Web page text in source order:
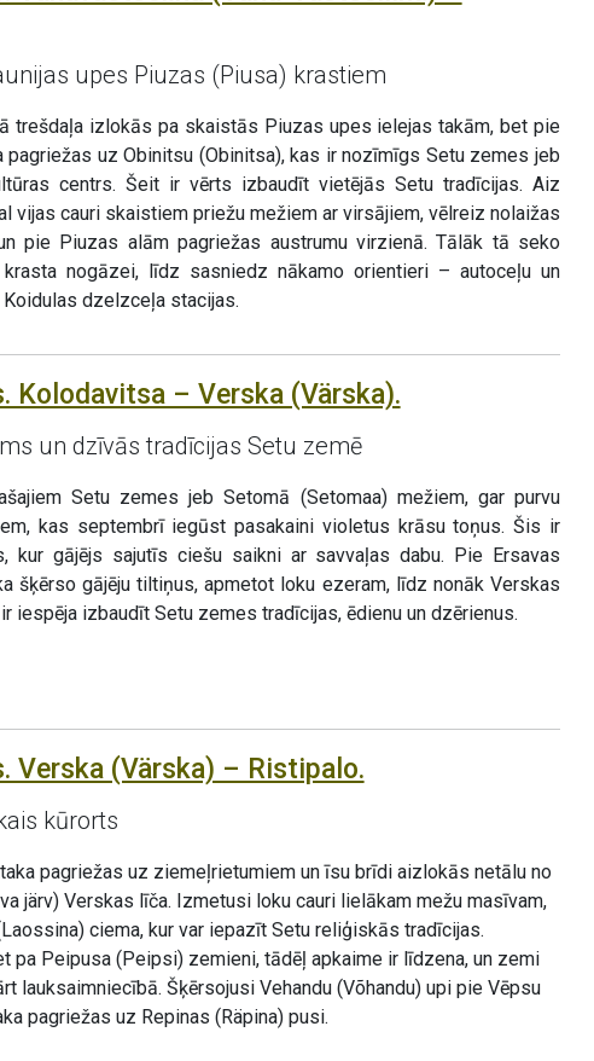
upes Piuzas (Piusa) krastiem
trešdaļa izlokās pa skaistās Piuzas upes ielejas takām, bet pie
pagriežas uz Obinitsu (Obinitsa), kas ir nozīmīgs Setu zemes jeb
centrs. Šeit ir vērts izbaudīt vietējās Setu tradīcijas. Aiz
vijas cauri skaistiem priežu mežiem ar virsājiem, vēlreiz nolaižas
pie Piuzas alām pagriežas austrumu virzienā. Tālāk tā seko
nogāzei, līdz sasniedz nākamo orientieri – autoceļu un
dzelzceļa stacijas.
Kolodavitsa – Verska (Värska).
un dzīvās tradīcijas Setu zemē
Setu zemes jeb Setomā (Setomaa) mežiem, gar purvu
kas septembrī iegūst pasakaini violetus krāsu toņus. Šis ir
kur gājējs sajutīs ciešu saikni ar savvaļas dabu. Pie Ersavas
šķērso gājēju tiltiņus, apmetot loku ezeram, līdz nonāk Verskas
iespēja izbaudīt Setu zemes tradīcijas, ēdienu un dzērienus.
Verska (Värska) – Ristipalo.
kūrorts
pagriežas uz ziemeļrietumiem un īsu brīdi aizlokās netālu no
järv) Verskas līča. Izmetusi loku cauri lielākam mežu masīvam,
ciema, kur var iepazīt Setu reliģiskās tradīcijas.
pa Peipusa (Peipsi) zemieni, tādēļ apkaime ir līdzena, un zemi
lauksaimniecībā. Šķērsojusi Vehandu (Võhandu) upi pie Vēpsu
pagriežas uz Repinas (Räpina) pusi.